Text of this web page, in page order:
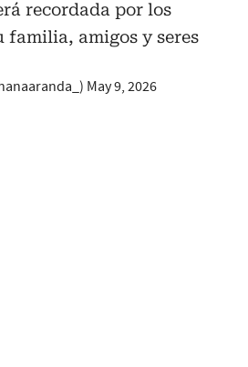
recordada por los
familia, amigos y seres
May 9, 2026